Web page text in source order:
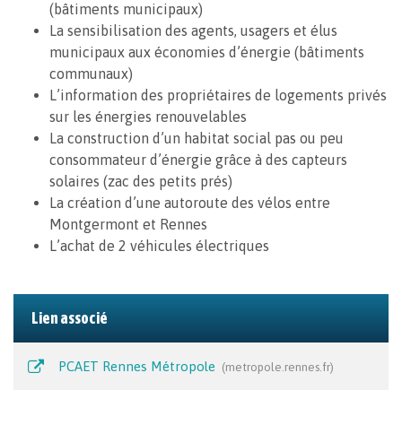
(bâtiments municipaux)
La sensibilisation des agents, usagers et élus
municipaux aux économies d’énergie (bâtiments
communaux)
L’information des propriétaires de logements privés
sur les énergies renouvelables
La construction d’un habitat social pas ou peu
consommateur d’énergie grâce à des capteurs
solaires (zac des petits prés)
La création d’une autoroute des vélos entre
Montgermont et Rennes
L’achat de 2 véhicules électriques
Lien associé
PCAET Rennes Métropole metropole.rennes.fr